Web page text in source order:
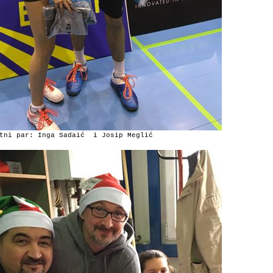
par: Inga Sadaić i Josip Meglić